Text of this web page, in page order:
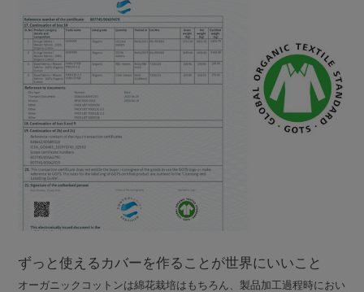
ずっと使えるカバーを作ることが世界にいいこと
オーガニックコットンは綿花栽培はもちろん、製品加工過程時におい